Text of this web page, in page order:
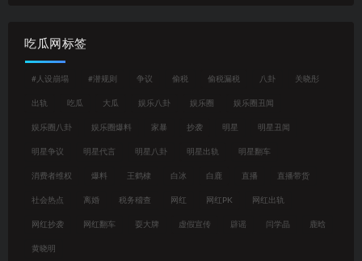
吃瓜网标签
#人设崩塌 #潜规则 争议 偷税 偷税漏税 八卦 关晓彤
出轨 吃瓜 大瓜 娱乐八卦 娱乐圈 娱乐圈丑闻
娱乐圈八卦 娱乐圈爆料 家暴 抄袭 明星 明星丑闻
明星争议 明星代言 明星八卦 明星出轨 明星翻车
消费者维权 爆料 王鹤棣 白冰 白鹿 直播 直播带货
社会热点 离婚 税务稽查 网红 网红PK 网红出轨
网红抄袭 网红翻车 耍大牌 虚假宣传 辟谣 闫学晶 鹿晗
黄晓明